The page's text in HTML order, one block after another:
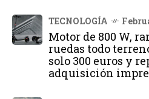
TECNOLOGÍA
Motor de 800 W,
ruedas todo
solo 300 euros y
adquisición